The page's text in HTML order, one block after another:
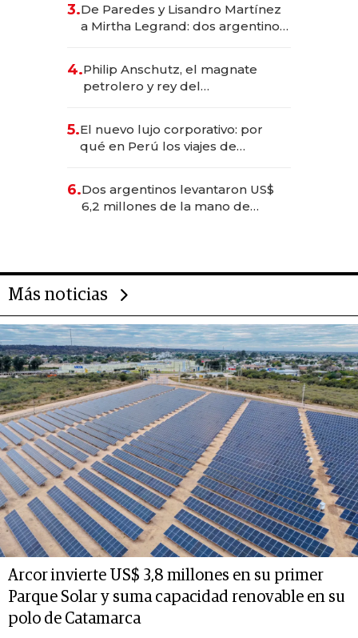
las marcas "fast premium"
3.De Paredes y Lisandro Martínez
a Mirtha Legrand: dos argentinos
4.Philip Anschutz, el magnate
petrolero y rey del
Fénix
5.El nuevo lujo corporativo: por
qué en Perú los viajes de
para convertirse en experiencias
transformadoras
6.Dos argentinos levantaron US$
6,2 millones de la mano de
Más noticias
Arcor invierte US$ 3,8 millones en su primer
Parque Solar y suma capacidad renovable en su
polo de Catamarca